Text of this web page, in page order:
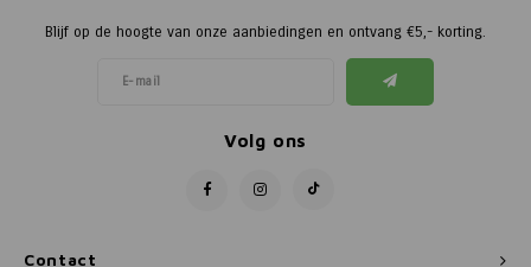
Contact
Blijf op de hoogte van onze aanbiedingen en ontvang €5,- korting.
Volg ons